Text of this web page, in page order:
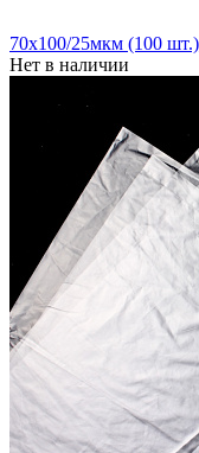
70x100/25мкм (100
Нет в наличии